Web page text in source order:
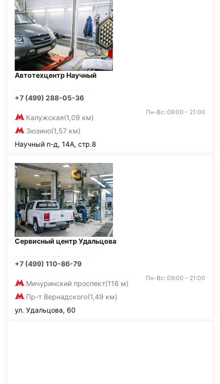
Автотехцентр Научный
+7 (499) 288-05-36
Калужская(1,09 км)
Зюзино(1,57 км)
Пн-Вс: 09:00 - 21:00
Научный п-д, 14А, стр.8
Сервисный центр Удальцова
+7 (499) 110-86-79
Мичуринский проспект(116 м)
Пр-т Вернадского(1,49 км)
Пн-Вс: 09:00 - 21:00
ул. Удальцова, 60